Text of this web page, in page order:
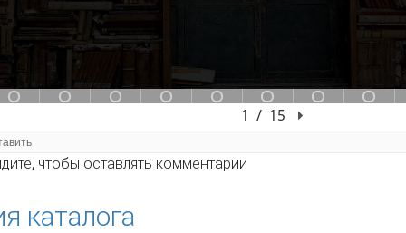
знание ГОСТа на услуги научной библиотеки
, чтобы оставлять комментарии
каталога